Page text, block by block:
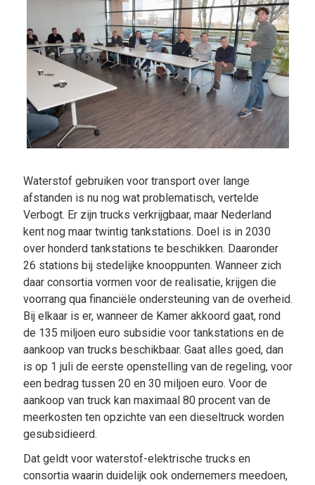
Waterstof gebruiken voor transport over lange
afstanden is nu nog wat problematisch, vertelde
Verbogt. Er zijn trucks verkrijgbaar, maar Nederland
kent nog maar twintig tankstations. Doel is in 2030
over honderd tankstations te beschikken. Daaronder
26 stations bij stedelijke knooppunten. Wanneer zich
daar consortia vormen voor de realisatie, krijgen die
voorrang qua financiële ondersteuning van de overheid.
Bij elkaar is er, wanneer de Kamer akkoord gaat, rond
de 135 miljoen euro subsidie voor tankstations en de
aankoop van trucks beschikbaar. Gaat alles goed, dan
is op 1 juli de eerste openstelling van de regeling, voor
een bedrag tussen 20 en 30 miljoen euro. Voor de
aankoop van truck kan maximaal 80 procent van de
meerkosten ten opzichte van een dieseltruck worden
gesubsidieerd.
Dat geldt voor waterstof-elektrische trucks en
consortia waarin duidelijk ook ondernemers meedoen,